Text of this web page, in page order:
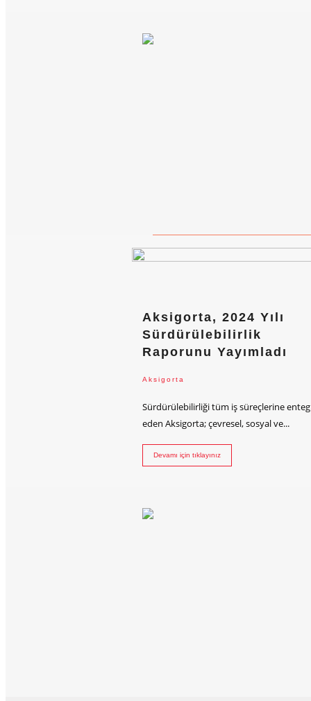
Aksigorta, 2024 Yılı
Sürdürülebilirlik
Raporunu Yayımladı
Aksigorta
Sürdürülebilirliği tüm iş süreçlerine
eden Aksigorta; çevresel, sosyal ve...
Devamı için tıklayınız